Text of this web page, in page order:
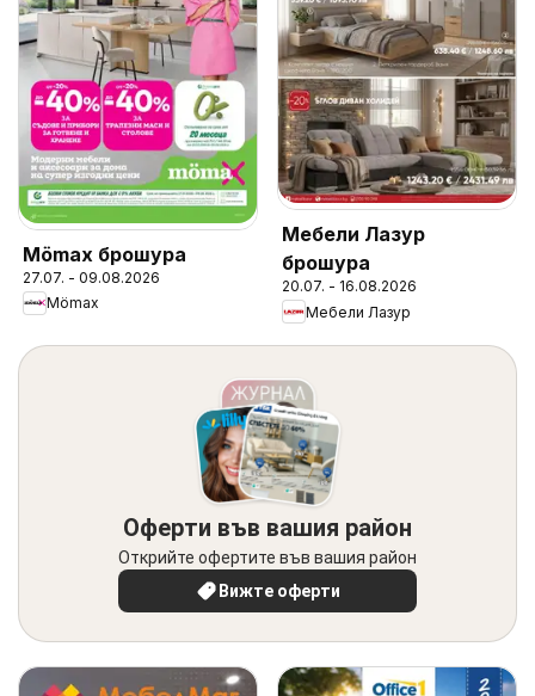
Mömax брошура
27.07. - 09.08.2026
Mömax
Мебели Лазур
брошура
20.07. - 16.08.2026
Мебели Лазур
Оферти във вашия район
Открийте офертите във вашия район
Вижте оферти